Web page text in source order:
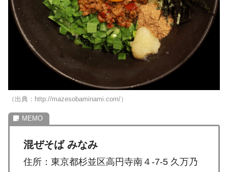
（出典：http://mazesobaminami.com/）
混ぜそば みなみ
住所：東京都杉並区高円寺南４-7-5 久万乃